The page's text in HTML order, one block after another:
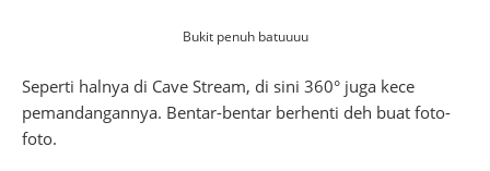
Bukit penuh batuuuu
Seperti halnya di Cave Stream, di sini 360° juga kece
pemandangannya. Bentar-bentar berhenti deh buat foto-
foto.